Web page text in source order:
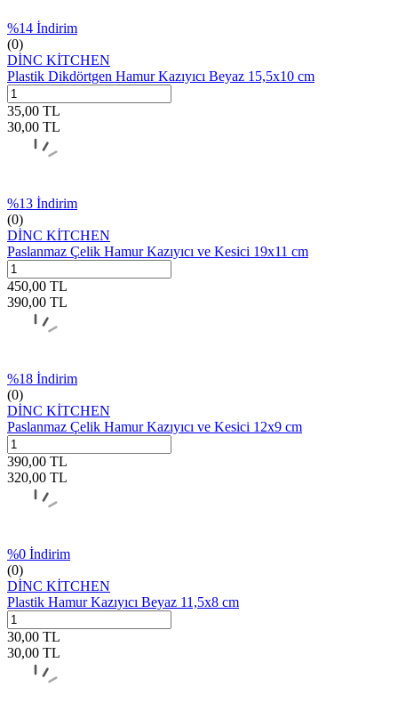
%14 İndirim
(0)
DİNC KİTCHEN
Plastik Dikdörtgen Hamur Kazıyıcı Beyaz 15,5x10 cm
35,00 TL
30,00 TL
%13 İndirim
(0)
DİNC KİTCHEN
Paslanmaz Çelik Hamur Kazıyıcı ve Kesici 19x11 cm
450,00 TL
390,00 TL
%18 İndirim
(0)
DİNC KİTCHEN
Paslanmaz Çelik Hamur Kazıyıcı ve Kesici 12x9 cm
390,00 TL
320,00 TL
%0 İndirim
(0)
DİNC KİTCHEN
Plastik Hamur Kazıyıcı Beyaz 11,5x8 cm
30,00 TL
30,00 TL